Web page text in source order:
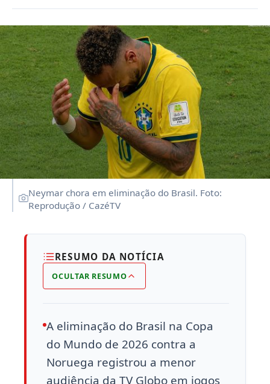
Neymar chora em eliminação do Brasil. Foto:
Reprodução / CazéTV
RESUMO DA NOTÍCIA
OCULTAR RESUMO
A eliminação do Brasil na Copa
do Mundo de 2026 contra a
Noruega registrou a menor
audiência da TV Globo em jogos